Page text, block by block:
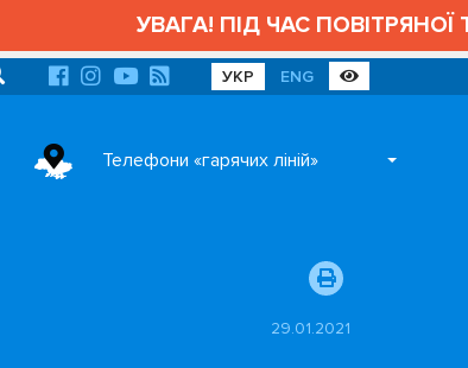
УВАГА! ПІД ЧАС ПОВІТРЯНОЇ
УКР ENG
Телефони «гарячих ліній»
29.01.2021